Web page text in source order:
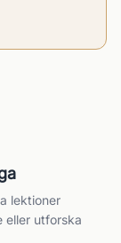
lektioner
eller utforska